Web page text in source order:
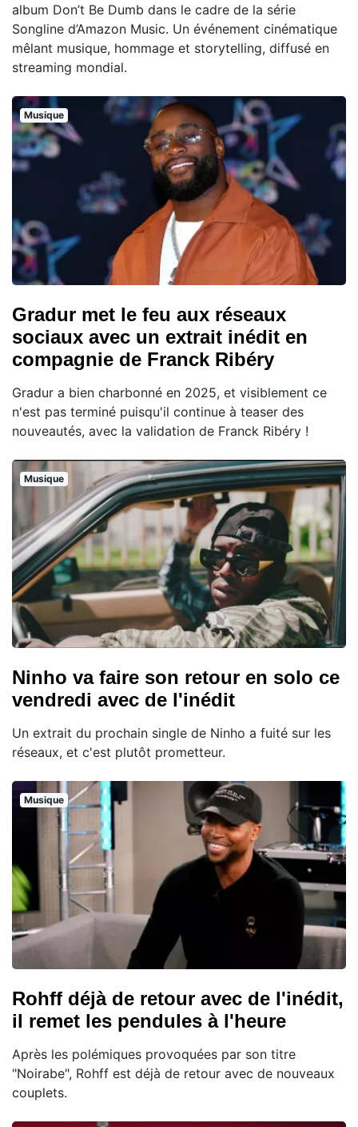
album Don’t Be Dumb dans le cadre de la série
Songline d’Amazon Music. Un événement cinématique
mêlant musique, hommage et storytelling, diffusé en
streaming mondial.
Musique
Gradur met le feu aux réseaux
sociaux avec un extrait inédit en
compagnie de Franck Ribéry
Gradur a bien charbonné en 2025, et visiblement ce
n'est pas terminé puisqu'il continue à teaser des
nouveautés, avec la validation de Franck Ribéry !
Musique
Ninho va faire son retour en solo ce
vendredi avec de l'inédit
Un extrait du prochain single de Ninho a fuité sur les
réseaux, et c'est plutôt prometteur.
Musique
Rohff déjà de retour avec de l'inédit,
il remet les pendules à l'heure
Après les polémiques provoquées par son titre
"Noirabe", Rohff est déjà de retour avec de nouveaux
couplets.